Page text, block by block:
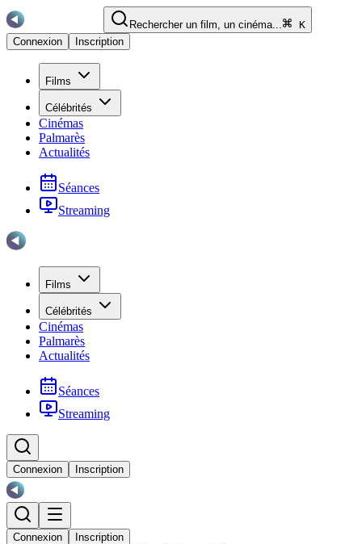
Rechercher un film, un cinéma...
K
Connexion
Inscription
Films
Célébrités
Cinémas
Palmarès
Actualités
Séances
Streaming
Films
Célébrités
Cinémas
Palmarès
Actualités
Séances
Streaming
Connexion Inscription
Connexion Inscription